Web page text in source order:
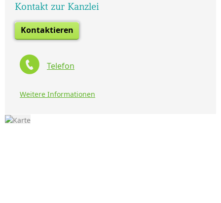
Kontakt zur Kanzlei
Kontaktieren
Telefon
Weitere Informationen